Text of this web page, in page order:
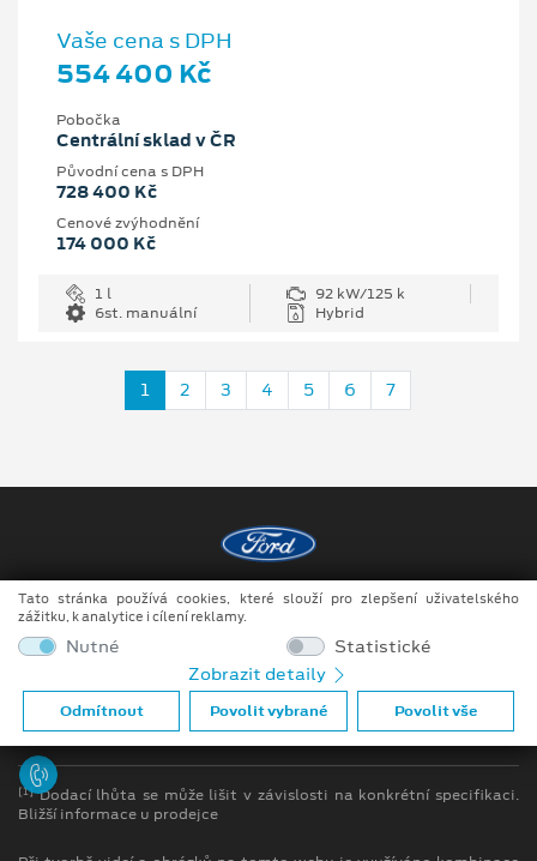
Vaše cena s DPH
554 400 Kč
Pobočka
Centrální sklad v ČR
Původní cena s DPH
728 400 Kč
Cenové zvýhodnění
174 000 Kč
1 l
92 kW/125 k
6st. manuální
Hybrid
1 2 3 4 5 6 7
Copyright ©2026 MotoTrade VM s.r.o.
Obchodní podmínky
Ochrana osobních údajů
Prohlášení o zpracování údajů konečných zákazníků
[1]Dodací lhůta se může lišit v závislosti na konkrétní specifikaci.
Bližší informace u prodejce
Tato stránka používá cookies, které slouží pro zlepšení uživatelského
zážitku, k analytice i cílení reklamy.
Nutné
Statistické
Zobrazit detaily
Odmítnout Povolit vybrané Povolit vše